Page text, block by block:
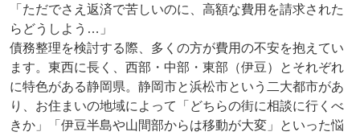
「ただでさえ返済で苦しいのに、高額な費用を請求された
らどうしよう…」
債務整理を検討する際、多くの方が費用の不安を抱えてい
ます。東西に長く、西部・中部・東部（伊豆）とそれぞれ
に特色がある静岡県。静岡市と浜松市という二大都市があ
り、お住まいの地域によって「どちらの街に相談に行くべ
きか」「伊豆半島や山間部からは移動が大変」といった悩